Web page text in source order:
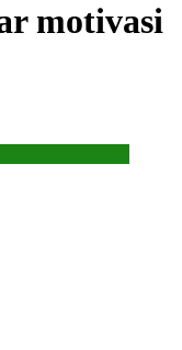
motivasi